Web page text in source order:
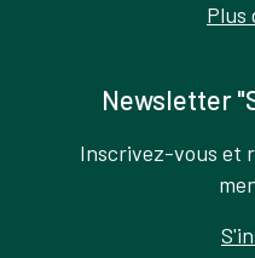
Plus
Newsletter
Inscrivez-vous et